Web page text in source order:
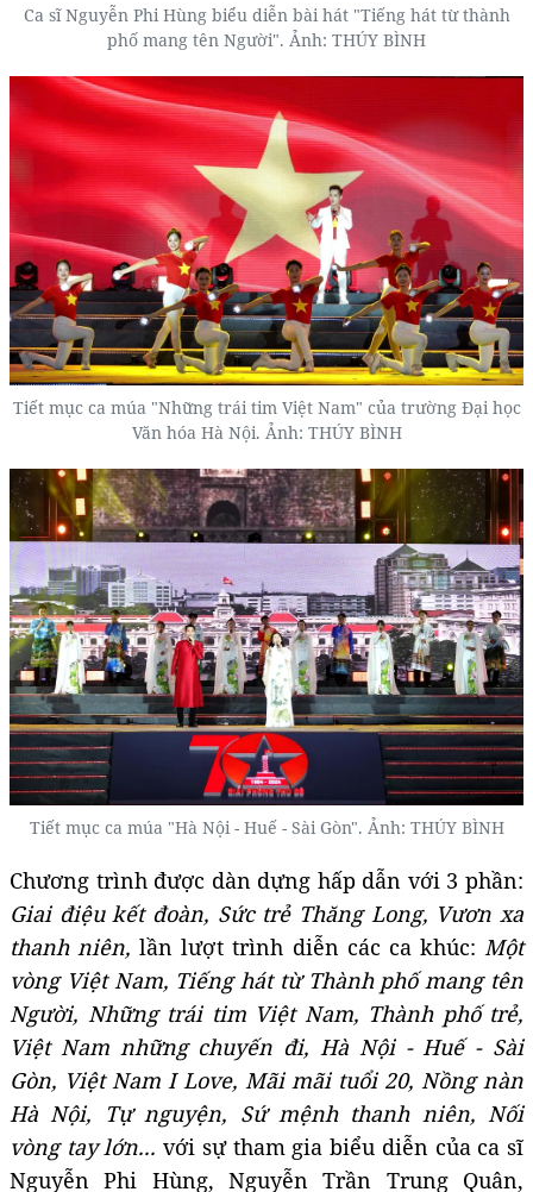
Ca sĩ Nguyễn Phi Hùng biểu diễn bài hát "Tiếng hát từ thành
phố mang tên Người". Ảnh: THÚY BÌNH
Tiết mục ca múa "Những trái tim Việt Nam" của trường Đại học
Văn hóa Hà Nội. Ảnh: THÚY BÌNH
Tiết mục ca múa "Hà Nội - Huế - Sài Gòn". Ảnh: THÚY BÌNH
Chương trình được dàn dựng hấp dẫn với 3 phần:
Giai điệu kết đoàn, Sức trẻ Thăng Long, Vươn xa
thanh niên,lần lượt trình diễn các ca khúc:Một
vòng Việt Nam, Tiếng hát từ Thành phố mang tên
Người, Những trái tim Việt Nam, Thành phố trẻ,
Việt Nam những chuyến đi, Hà Nội - Huế - Sài
Gòn, Việt Nam I Love, Mãi mãi tuổi 20, Nồng nàn
Hà Nội, Tự nguyện, Sứ mệnh thanh niên, Nối
vòng tay lớn... với sự tham gia biểu diễn của ca sĩ
Nguyễn Phi Hùng, Nguyễn Trần Trung Quân,